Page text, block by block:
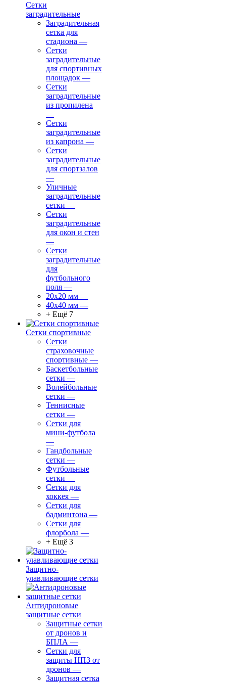
Сетки
заградительные
Заградительная
сетка для
стадиона —
Сетки
заградительные
для спортивных
площадок —
Сетки
заградительные
из пропилена
—
Сетки
заградительные
из капрона —
Сетки
заградительные
для спортзалов
—
Уличные
заградительные
сетки —
Сетки
заградительные
для окон и стен
—
Сетки
заградительные
для
футбольного
поля —
20х20 мм —
40х40 мм —
+ Ещё 7
Сетки спортивные
Сетки
страховочные
спортивные —
Баскетбольные
сетки —
Волейбольные
сетки —
Теннисные
сетки —
Сетки для
мини-футбола
—
Гандбольные
сетки —
Футбольные
сетки —
Сетки для
хоккея —
Сетки для
бадминтона —
Сетки для
флорбола —
+ Ещё 3
Защитно-
улавливающие сетки
Антидроновые
защитные сетки
Защитные сетки
от дронов и
БПЛА —
Сетки для
защиты НПЗ от
дронов —
Защитная сетка